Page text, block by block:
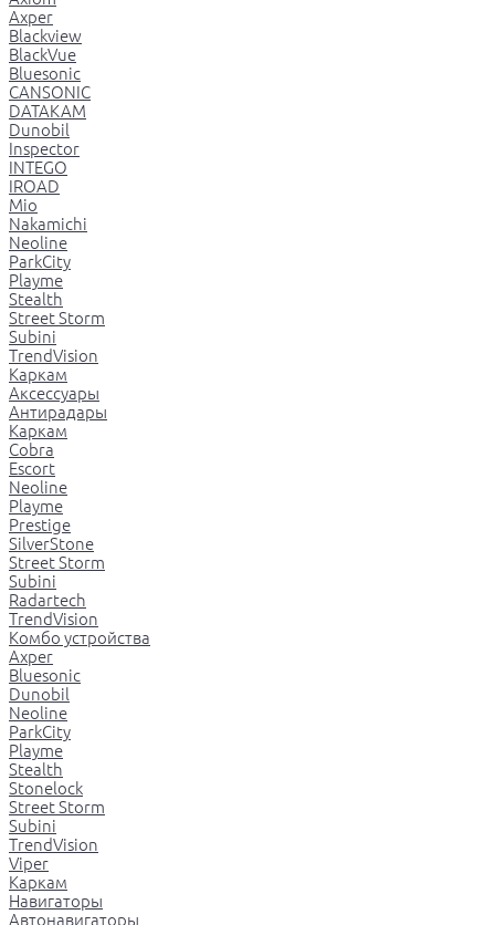
Axper
Blackview
BlackVue
Bluesonic
CANSONIC
DATAKAM
Dunobil
Inspector
INTEGO
IROAD
Mio
Nakamichi
Neoline
ParkCity
Playme
Stealth
Street Storm
Subini
TrendVision
Каркам
Аксессуары
Антирадары
Каркам
Cobra
Escort
Neoline
Playme
Prestige
SilverStone
Street Storm
Subini
Radartech
TrendVision
Комбо устройства
Axper
Bluesonic
Dunobil
Neoline
ParkCity
Playme
Stealth
Stonelock
Street Storm
Subini
TrendVision
Viper
Каркам
Навигаторы
Автонавигаторы